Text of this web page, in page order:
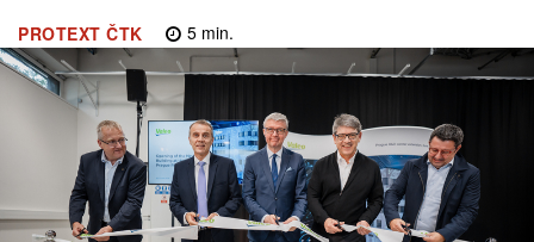
PROTEXT ČTK 5min.